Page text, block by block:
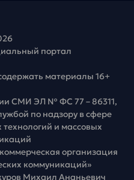
портал
материалы 16+
СМИ ЭЛ № ФС 77 – 86311,
по надзору в сфере
и массовых
организация
коммуникаций»
Михаил Ананьевич